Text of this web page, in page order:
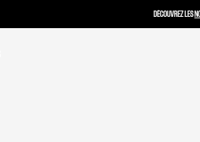
DÉCOUVREZ LES